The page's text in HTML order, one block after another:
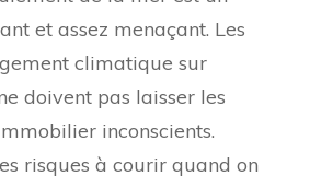
et assez menaçant. Les
climatique sur
doivent pas laisser les
inconscients.
risques à courir quand on